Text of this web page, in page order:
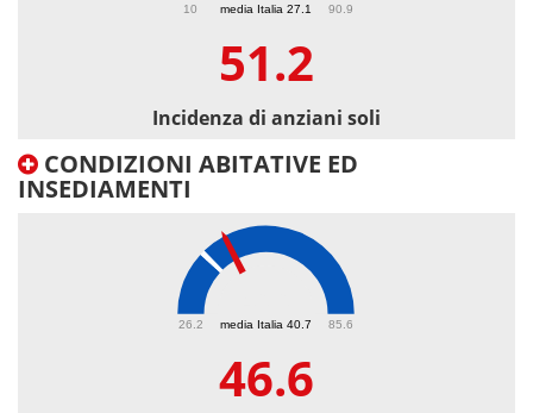
media Italia 27.1
10 90.9
51.2
Incidenza di anziani soli
CONDIZIONI ABITATIVE ED
INSEDIAMENTI
media Italia 40.7
26.2 85.6
46.6